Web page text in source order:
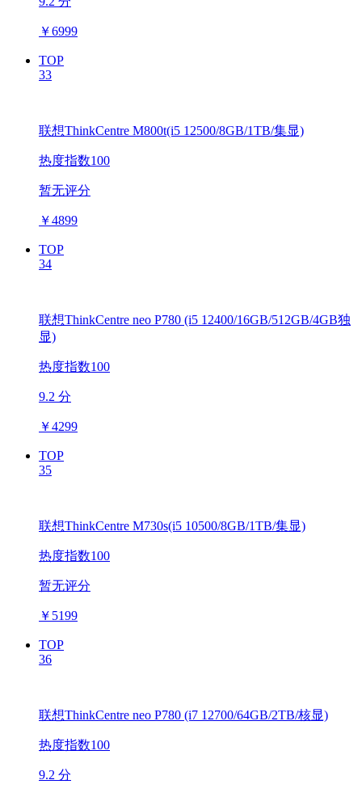
￥6999
TOP
33
联想ThinkCentre M800t(i5 12500/8GB/1TB/集显)
热度指数100
暂无评分
￥4899
TOP
34
联想ThinkCentre neo P780 (i5 12400/16GB/512GB/4GB独
显)
热度指数100
9.2 分
￥4299
TOP
35
联想ThinkCentre M730s(i5 10500/8GB/1TB/集显)
热度指数100
暂无评分
￥ 5199
TOP
36
联想ThinkCentre neo P780 (i7 12700/64GB/2TB/核显)
热度指数100
9.2 分